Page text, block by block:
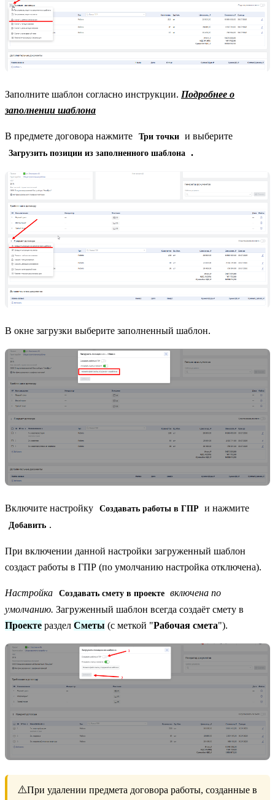
Заполните шаблон согласно инструкции. Подробнее о
заполнении шаблона
В предмете договора нажмите Три точки и выберите
Загрузить позиции из заполненного шаблона .
В окне загрузки выберите заполненный шаблон.
Включите настройку Создавать работы в ГПР и нажмите
Добавить .
При включении данной настройки загруженный шаблон
создаст работы в ГПР (по умолчанию настройка отключена).
Настройка Создавать смету в проекте
включена по
умолчанию. Загруженный шаблон всегда создаёт смету в
Проекте раздел Сметы (с меткой "Рабочая смета").
⚠️При удалении предмета договора работы, созданные в